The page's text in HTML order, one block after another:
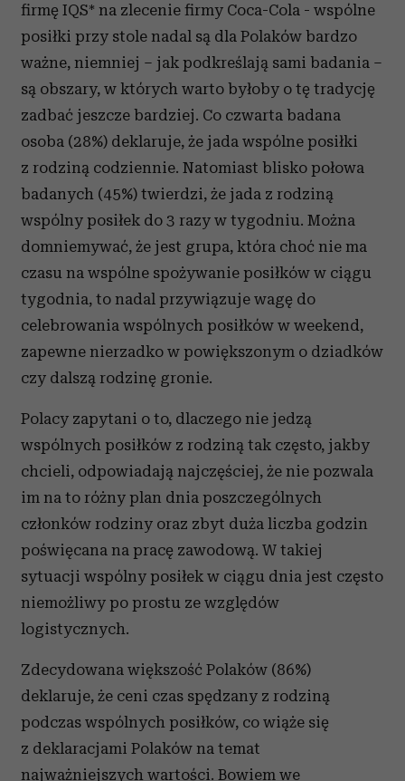
firmę IQS* na zlecenie firmy Coca-Cola - wspólne
posiłki przy stole nadal są dla Polaków bardzo
ważne, niemniej – jak podkreślają sami badania –
są obszary, w których warto byłoby o tę tradycję
zadbać jeszcze bardziej. Co czwarta badana
osoba (28%) deklaruje, że jada wspólne posiłki
z rodziną codziennie. Natomiast blisko połowa
badanych (45%) twierdzi, że jada z rodziną
wspólny posiłek do 3 razy w tygodniu. Można
domniemywać, że jest grupa, która choć nie ma
czasu na wspólne spożywanie posiłków w ciągu
tygodnia, to nadal przywiązuje wagę do
celebrowania wspólnych posiłków w weekend,
zapewne nierzadko w powiększonym o dziadków
czy dalszą rodzinę gronie.
Polacy zapytani o to, dlaczego nie jedzą
wspólnych posiłków z rodziną tak często, jakby
chcieli, odpowiadają najczęściej, że nie pozwala
im na to różny plan dnia poszczególnych
członków rodziny oraz zbyt duża liczba godzin
poświęcana na pracę zawodową. W takiej
sytuacji wspólny posiłek w ciągu dnia jest często
niemożliwy po prostu ze względów
logistycznych.
Zdecydowana większość Polaków (86%)
deklaruje, że ceni czas spędzany z rodziną
podczas wspólnych posiłków, co wiąże się
z deklaracjami Polaków na temat
najważniejszych wartości. Bowiem we